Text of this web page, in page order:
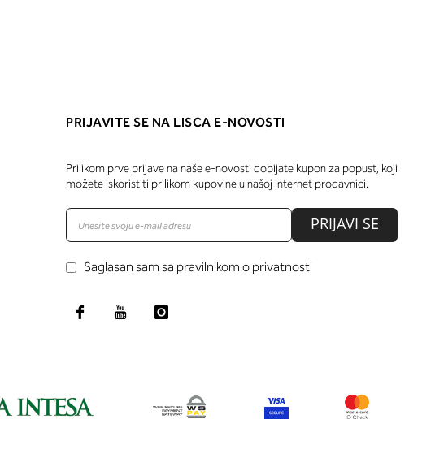
PRIJAVITE SE NA LISCA E-NOVOSTI
Prilikom prve prijave na naše e-novosti dobijate kupon za popust, koji
možete iskoristiti prilikom kupovine u našoj internet prodavnici.
PRIJAVI SE
Saglasan sam sa pravilnikom o privatnosti